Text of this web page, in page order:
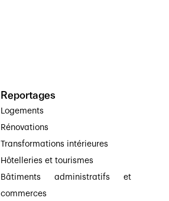
Reportages
Logements
Rénovations
Transformations intérieures
Hôtelleries et tourismes
Bâtiments administratifs et
commerces